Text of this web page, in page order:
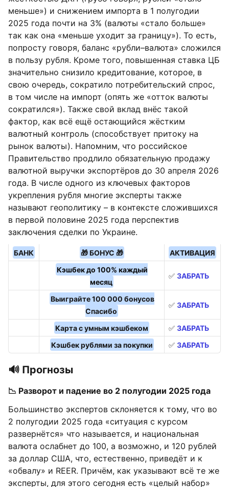
меньше») и снижением импорта в 1 полугодии
2025 года почти на 3% (валюты «стало больше»
так как она «меньше уходит за границу»). То есть,
попросту говоря, баланс «рубли–валюта» сложился
в пользу рубля. Кроме того, повышенная ставка ЦБ
значительно снизило кредитование, которое, в
свою очередь, сократило потребительский спрос,
в том числе на импорт (опять же «отток валюты
сократился»). Также свой вклад внёс такой
фактор, как всё ещё остающийся жёстким
валютный контроль (способствует притоку на
рынок валюты). Напомним, что российское
Правительство продлило обязательную продажу
валютной выручки экспортёров до 30 апреля 2026
года. В числе одного из ключевых факторов
укрепления рубля многие эксперты также
называют геополитику – в контексте сложившихся
в первой половине 2025 года перспектив
заключения сделки по Украине.
БАНК 🎁 БОНУС 🎁
АКТИВАЦИЯ
Кэшбек до 100% каждый
месяц
✅ ЗАБРАТЬ
Выиграйте 100 000 бонусов
Спасибо
✅ ЗАБРАТЬ
Карта с умным кэшбеком ✅ ЗАБРАТЬ
Кэшбек рублями за покупки
✅ ЗАБРАТЬ
🔊 Прогнозы
📉 Разворот и падение во 2 полугодии 2025 года
Большинство экспертов склоняется к тому, что во
2 полугодии 2025 года «ситуация с курсом
развернётся» что называется, и национальная
валюта ослабнет до 100, а возможно, и 120 рублей
за доллар США, что, естественно, приведёт и к
«обвалу» и REER. Причём, как указывают всё те же
эксперты, для этого сегодня есть «целый набор»